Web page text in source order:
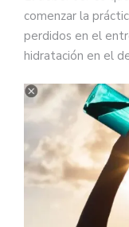
comenzar la
perdidos en el
hidratación en el